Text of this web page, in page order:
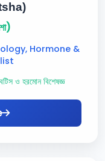
Hormone &
ও হরমোন বিশেষজ্ঞ